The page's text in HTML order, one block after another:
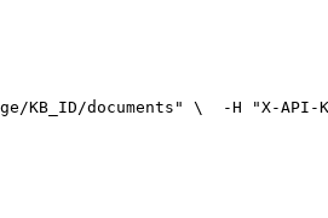
KB_ID/documents" \
-H "X-API-